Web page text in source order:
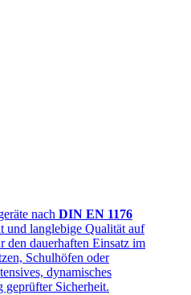
nach DIN EN 1176
und langlebige Qualität auf
dauerhaften Einsatz im
Schulhöfen oder
dynamisches
geprüfter Sicherheit.